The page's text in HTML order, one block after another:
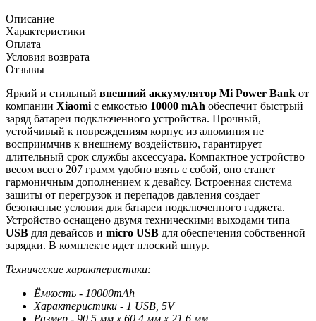
Описание
Характеристики
Оплата
Условия возврата
Отзывы
Яркий и стильный внешний аккумулятор Mi Power Bank от
компании Xiaomi с емкостью 10000 mAh обеспечит быстрый
заряд батареи подключенного устройства. Прочный,
устойчивый к повреждениям корпус из алюминия не
восприимчив к внешнему воздействию, гарантирует
длительный срок службы аксессуара. Компактное устройство
весом всего 207 грамм удобно взять с собой, оно станет
гармоничным дополнением к девайсу. Встроенная система
защиты от перегрузок и перепадов давления создает
безопасные условия для батареи подключенного гаджета.
Устройство оснащено двумя техническими выходами типа
USB для девайсов и micro USB для обеспечения собственной
зарядки. В комплекте идет плоский шнур.
Технические характеристики:
Ёмкость - 10000mAh
Характеристики - 1 USB, 5V
Размер - 90,5 мм х 60,4 мм х 21,6 мм